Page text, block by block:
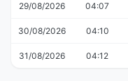
29/08/2026 04:07
30/08/2026 04:10
31/08/2026 04:12